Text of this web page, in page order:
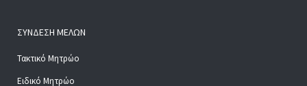
ΣΎΝΔΕΣΗ ΜΕΛΏΝ
Τακτικό Μητρώο
Ειδικό Μητρώο